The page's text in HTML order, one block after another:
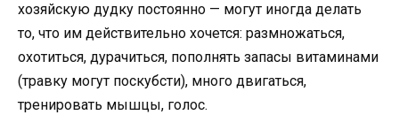
хозяйскую дудку постоянно — могут иногда делать
то, что им действительно хочется: размножаться,
охотиться, дурачиться, пополнять запасы витаминами
(травку могут поскубсти), много двигаться,
тренировать мышцы, голос.